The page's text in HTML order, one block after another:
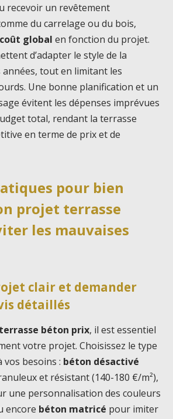
recevoir un revêtement
du carrelage ou du bois,
coût global en fonction du projet.
d’adapter le style de la
tout en limitant les
Une bonne planification et un
évitent les dépenses imprévues
total, rendant la terrasse
en terme de prix et de
pour bien
projet terrasse
les mauvaises
clair et demander
détaillés
terrasse béton prix, il est essentiel
votre projet. Choisissez le type
vos besoins : béton désactivé
et résistant (140-180 €/m²),
une personnalisation des couleurs
encore béton matricé pour imiter